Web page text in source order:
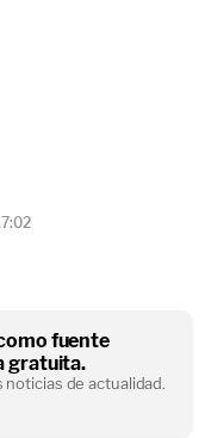
fuente
gratuita.
de actualidad.